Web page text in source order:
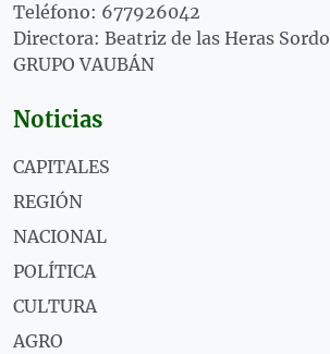
Teléfono: 677926042
Directora: Beatriz de las Heras Sordo
GRUPO VAUBÁN
Noticias
CAPITALES
REGIÓN
NACIONAL
POLÍTICA
CULTURA
AGRO